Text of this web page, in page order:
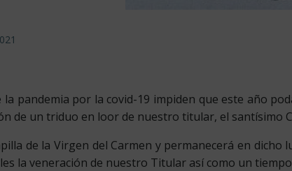
la pandemia por la covid-19 impiden que este año
de un triduo en loor de nuestro titular, el santísimo
de la Virgen del Carmen y permanecerá en
la veneración de nuestro Titular así como un